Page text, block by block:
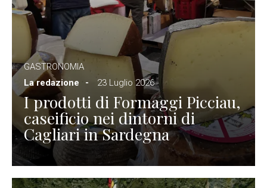
GASTRONOMIA
La redazione
23 Luglio 2026
I prodotti di Formaggi Picciau,
caseificio nei dintorni di
Cagliari in Sardegna